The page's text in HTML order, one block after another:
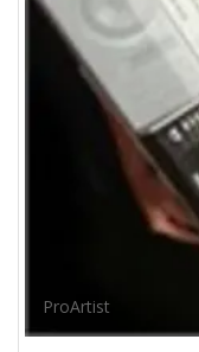
ProArtist